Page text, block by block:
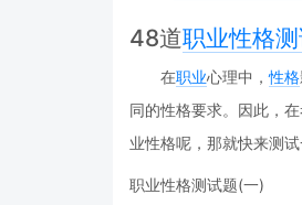
48道职业性格
在职业心理中，性格
同的性格要求。因此，
业性格呢，那就快来测
职业性格测试题(一)